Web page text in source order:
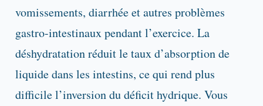
vomissements, diarrhée et autres problèmes
gastro-intestinaux pendant l’exercice. La
déshydratation réduit le taux d’absorption de
liquide dans les intestins, ce qui rend plus
difficile l’inversion du déficit hydrique. Vous